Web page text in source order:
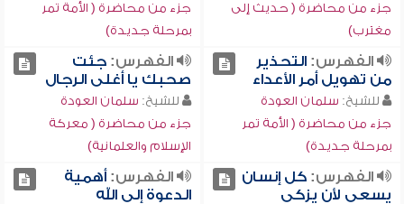
جزء من محاضرة ( حديث إلى
مغترب)
جزء من محاضرة ( الأمة تمر
بمرحلة جديدة)
الفهرس:التحذير
من تهويل أمر الأعداء
للشيخ: سلمان العودة
جزء من محاضرة ( الأمة تمر
بمرحلة جديدة)
الفهرس:جئت
صحبك يا أغلى الرجال
للشيخ: سلمان العودة
جزء من محاضرة ( معركة
الإسلام والعلمانية)
الفهرس:كل إنسان
يسعى لأن يزكي
الفهرس:أهمية
الدعوة إلى الله